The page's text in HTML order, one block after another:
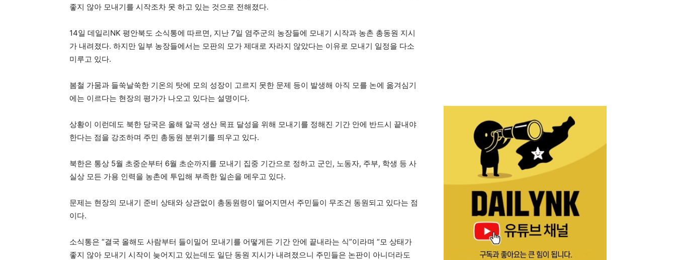
좋지 않아 모내기를 시작조차 못 하고 있는 것으로 전해졌다.
14일 데일리NK 평안북도 소식통에 따르면, 지난 7일 염주군의 농장들에 모내기 시작과 농촌 총동원 지시
가 내려졌다. 하지만 일부 농장들에서는 모판의 모가 제대로 자라지 않았다는 이유로 모내기 일정을 다소
미루고 있다.
봄철 가뭄과 들쑥날쑥한 기온의 탓에 모의 성장이 고르지 못한 문제 등이 발생해 아직 모를 논에 옮겨심기
에는 이르다는 현장의 평가가 나오고 있다는 설명이다.
상황이 이런데도 북한 당국은 올해 알곡 생산 목표 달성을 위해 모내기를 정해진 기간 안에 반드시 끝내야
한다는 점을 강조하며 주민 총동원 분위기를 띄우고 있다.
북한은 통상 5월 초중순부터 6월 초순까지를 모내기 집중 기간으로 정하고 군인, 노동자, 주부, 학생 등 사
실상 모든 가용 인력을 농촌에 투입해 부족한 일손을 메우고 있다.
문제는 현장의 모내기 준비 상태와 상관없이 총동원령이 떨어지면서 주민들이 무조건 동원되고 있다는 점
이다.
소식통은 “결국 올해도 사람부터 들이밀어 모내기를 어떻게든 기간 안에 끝내라는 식”이라며 “모 상태가
좋지 않아 모내기 시작이 늦어지고 있는데도 일단 동원 지시가 내려졌으니 주민들은 논판이 아니더라도